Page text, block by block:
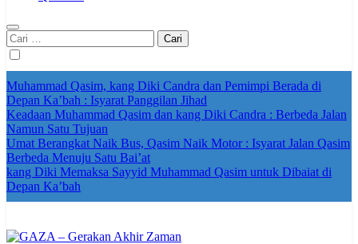
Cari
untuk:
Muhammad Qasim, kang Diki Candra dan Pemimpi Berada di
Depan Ka’bah : Isyarat Panggilan Jihad
Keadaan Muhammad Qasim dan kang Diki Candra : Berbeda Jalan
Namun Satu Tujuan
Umat Berangkat Naik Bus, Qasim Naik Motor : Isyarat Jalan Qasim
Berbeda Menuju Satu Bai’at
kang Diki Memaksa Sayyid Muhammad Qasim untuk Dibaiat di
Depan Ka’bah